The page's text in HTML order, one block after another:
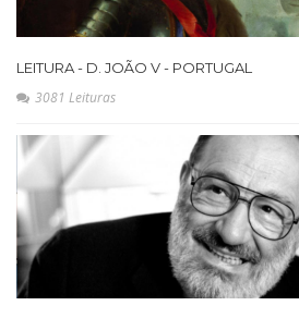
LEITURA - D. JOÃO V - PORTUGAL
3081 Leituras